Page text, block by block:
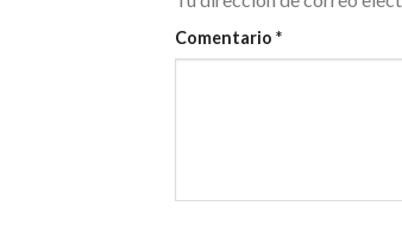
Comentario *